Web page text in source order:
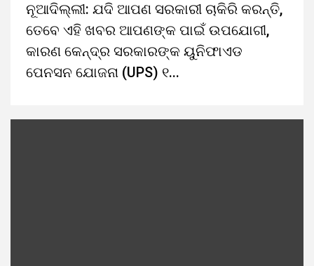
ନୂଆଦିଲ୍ଲୀ: ଯଦି ଆପଣ ସରକାରୀ ଚାକିରି କରନ୍ତି,
ତେବେ ଏହି ଖବର ଆପଣଙ୍କ ପାଇଁ ଉପଯୋଗୀ,
କାରଣ କେନ୍ଦ୍ର ସରକାରଙ୍କ ୟୁନିଫାଏଡ
ପେନସନ ଯୋଜନା (UPS) ୧...